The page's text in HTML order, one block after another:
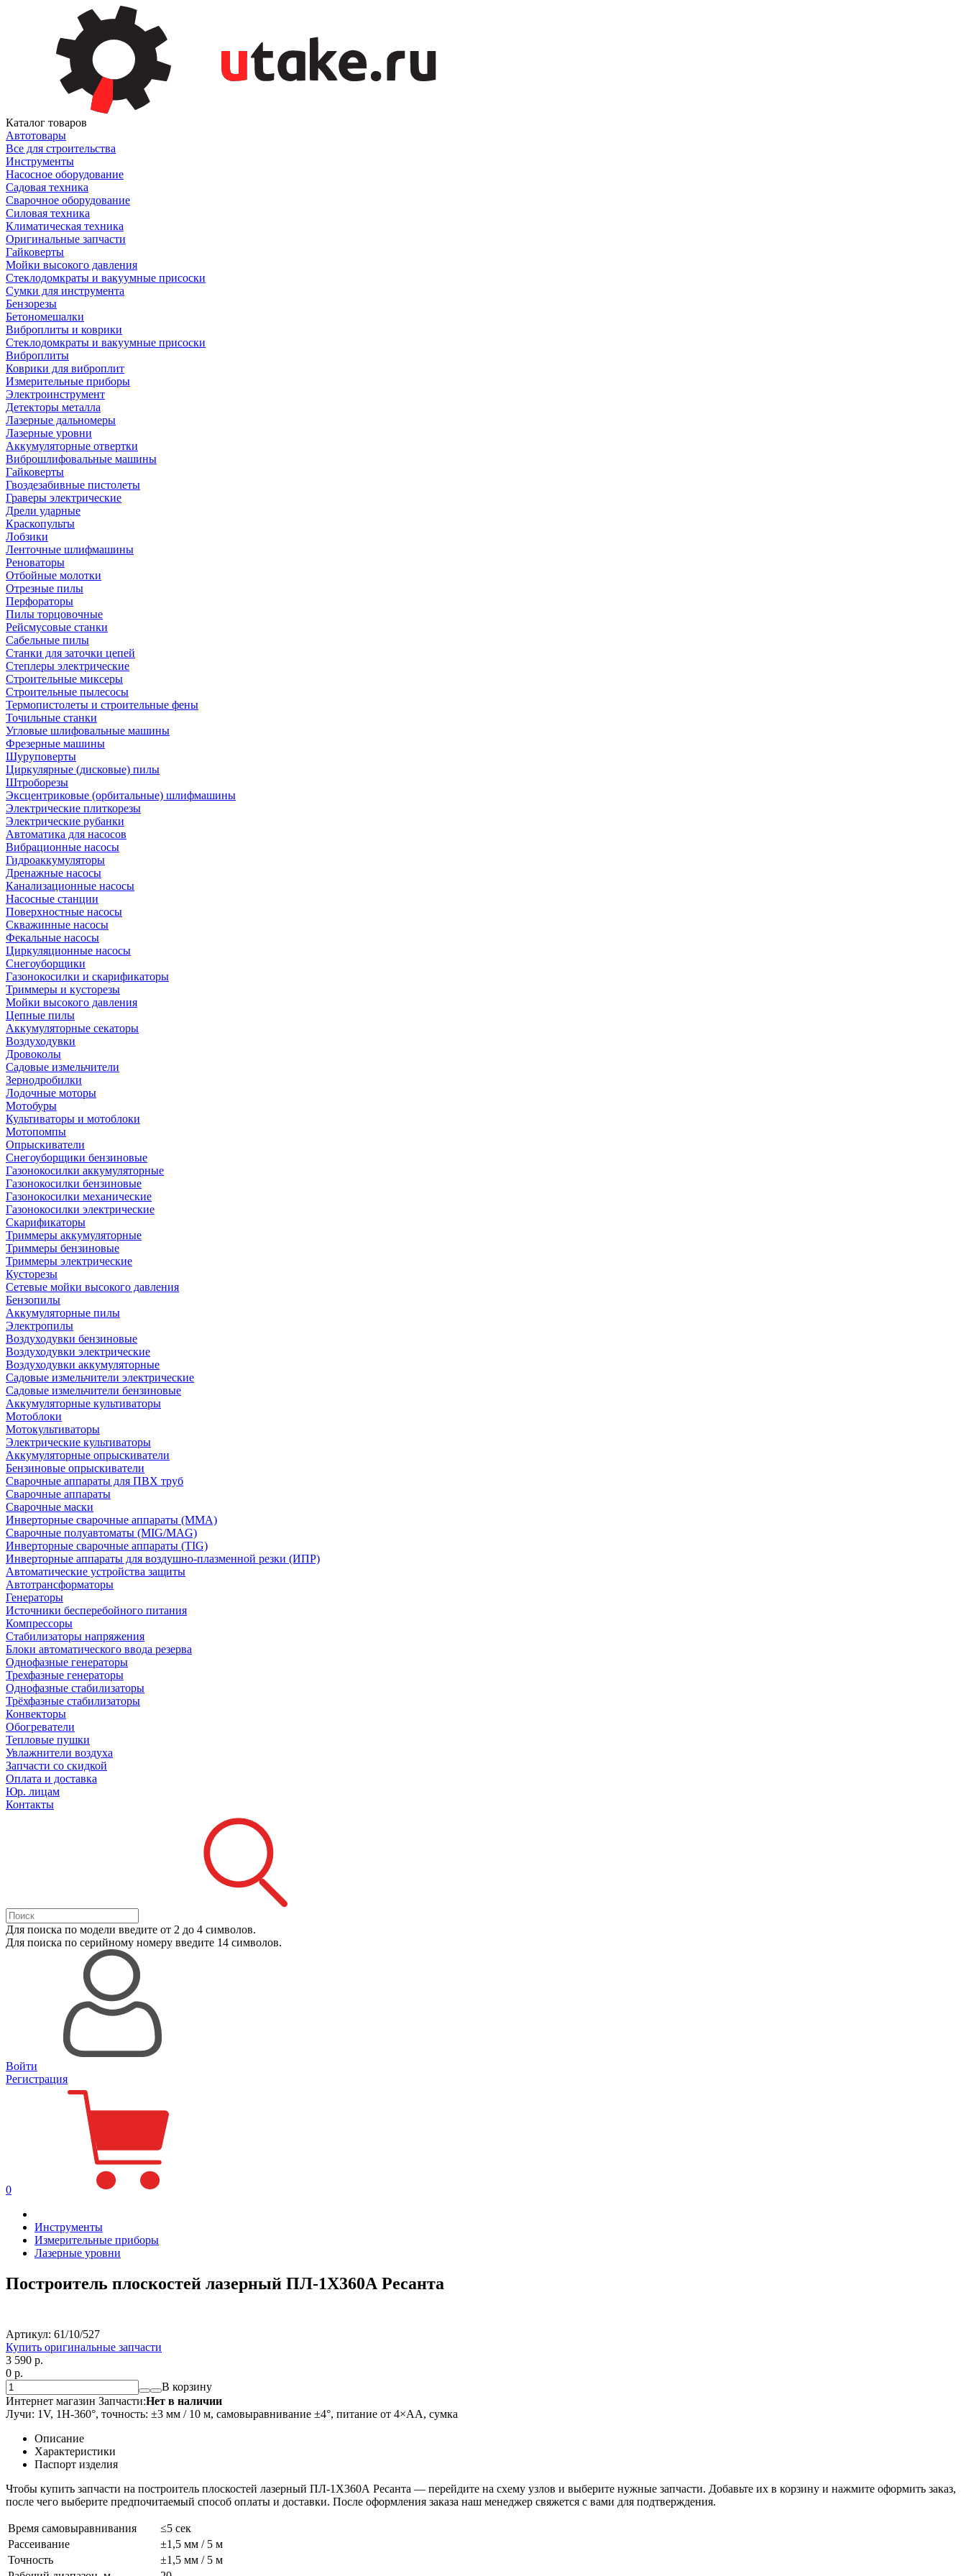
Каталог товаров
Автотовары
Все для строительства
Инструменты
Насосное оборудование
Садовая техника
Сварочное оборудование
Силовая техника
Климатическая техника
Оригинальные запчасти
Гайковерты
Мойки высокого давления
Стеклодомкраты и вакуумные присоски
Сумки для инструмента
Бензорезы
Бетономешалки
Виброплиты и коврики
Стеклодомкраты и вакуумные присоски
Виброплиты
Коврики для виброплит
Измерительные приборы
Электроинструмент
Детекторы металла
Лазерные дальномеры
Лазерные уровни
Аккумуляторные отвертки
Виброшлифовальные машины
Гайковерты
Гвоздезабивные пистолеты
Граверы электрические
Дрели ударные
Краскопульты
Лобзики
Ленточные шлифмашины
Реноваторы
Отбойные молотки
Отрезные пилы
Перфораторы
Пилы торцовочные
Рейсмусовые станки
Сабельные пилы
Станки для заточки цепей
Степлеры электрические
Строительные миксеры
Строительные пылесосы
Термопистолеты и строительные фены
Точильные станки
Угловые шлифовальные машины
Фрезерные машины
Шуруповерты
Циркулярные (дисковые) пилы
Штроборезы
Эксцентриковые (орбитальные) шлифмашины
Электрические плиткорезы
Электрические рубанки
Автоматика для насосов
Вибрационные насосы
Гидроаккумуляторы
Дренажные насосы
Канализационные насосы
Насосные станции
Поверхностные насосы
Скважинные насосы
Фекальные насосы
Циркуляционные насосы
Снегоуборщики
Газонокосилки и скарификаторы
Триммеры и кусторезы
Мойки высокого давления
Цепные пилы
Аккумуляторные секаторы
Воздуходувки
Дровоколы
Садовые измельчители
Зернодробилки
Лодочные моторы
Мотобуры
Культиваторы и мотоблоки
Мотопомпы
Опрыскиватели
Снегоуборщики бензиновые
Газонокосилки аккумуляторные
Газонокосилки бензиновые
Газонокосилки механические
Газонокосилки электрические
Скарификаторы
Триммеры аккумуляторные
Триммеры бензиновые
Триммеры электрические
Кусторезы
Сетевые мойки высокого давления
Бензопилы
Аккумуляторные пилы
Электропилы
Воздуходувки бензиновые
Воздуходувки электрические
Воздуходувки аккумуляторные
Садовые измельчители электрические
Садовые измельчители бензиновые
Аккумуляторные культиваторы
Мотоблоки
Мотокультиваторы
Электрические культиваторы
Аккумуляторные опрыскиватели
Бензиновые опрыскиватели
Сварочные аппараты для ПВХ труб
Сварочные аппараты
Сварочные маски
Инверторные сварочные аппараты (ММА)
Сварочные полуавтоматы (MIG/MAG)
Инверторные сварочные аппараты (TIG)
Инверторные аппараты для воздушно-плазменной резки (ИПР)
Автоматические устройства защиты
Автотрансформаторы
Генераторы
Источники бесперебойного питания
Компрессоры
Стабилизаторы напряжения
Блоки автоматического ввода резерва
Однофазные генераторы
Трехфазные генераторы
Однофазные стабилизаторы
Трёхфазные стабилизаторы
Конвекторы
Обогреватели
Тепловые пушки
Увлажнители воздуха
Запчасти со скидкой
Оплата и доставка
Юр. лицам
Контакты
Для поиска по модели введите от 2 до 4 символов.
Для поиска по серийному номеру введите 14 символов.
Войти
Регистрация
0
Инструменты
Измерительные приборы
Лазерные уровни
Построитель плоскостей лазерный ПЛ-1Х360А Ресанта
Артикул: 61/10/527
Купить оригинальные запчасти
3 590 p.
0 p.
В корзину
Интернет магазин Запчасти:Нет в наличии
Лучи: 1V, 1H-360°, точность: ±3 мм / 10 м, самовыравнивание ±4°, питание от 4×АА, сумка
Описание
Характеристики
Паспорт изделия
Чтобы купить запчасти на построитель плоскостей лазерный ПЛ-1Х360А Ресанта — перейдите на схему узлов и выберите нужные запчасти. Добавьте их в корзину и нажмите оформить заказ,
после чего выберите предпочитаемый способ оплаты и доставки. После оформления заказа наш менеджер свяжется с вами для подтверждения.
Время самовыравнивания
≤5 сек
Рассеивание
±1,5 мм / 5 м
Точность
±1,5 мм / 5 м